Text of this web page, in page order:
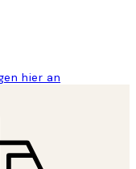
hier an